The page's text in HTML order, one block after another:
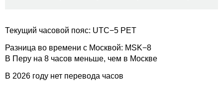
Текущий часовой пояс: UTC−5 PET
Разница во времени с Москвой: MSK−8
В Перу на 8 часов меньше, чем в Москве
В 2026 году нет перевода часов